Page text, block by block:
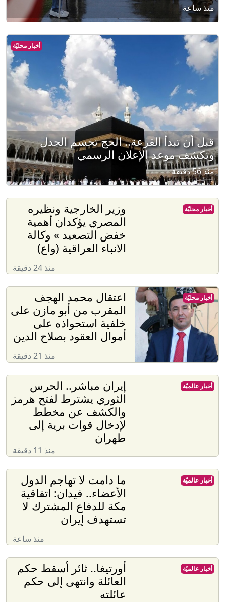
منذ ساعة
أخبار محليّة
قبل أن تبدأ القرعة.. الحج تحسم الجدل
وتكشف موعد الإعلان الرسمي
منذ 56 دقيقة
وزير الخارجية ونظيره
المصري يؤكدان أهمية
خفض التصعيد » وكالة
الانباء العراقية (واع)
منذ 24 دقيقة
أخبار محليّة
اعتقال محمد الهجف
المقرب من أبو مازن على
خلفية استحواذه على
أموال العقود بصلاح الدين
منذ 21 دقيقة
أخبار محليّة
إيران مباشر.. الحرس
الثوري يشترط لفتح هرمز
والكشف عن مخطط
لإدخال قوات برية إلى
طهران
منذ 11 دقيقة
أخبار عالميّة
ما دامت لا تهاجم الدول
الأعضاء.. فيدان: اتفاقية
مكة للدفاع المشترك لا
تستهدف إيران
منذ ساعة
أخبار عالميّة
أورتيغا.. ثائر أسقط حكم
العائلة وانتهى إلى حكم
عائلته
أخبار عالميّة